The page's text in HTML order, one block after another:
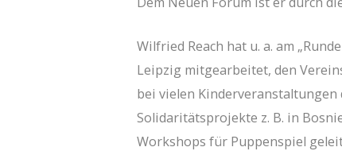
Wilfried Reach hat u. a. am
Leipzig mitgearbeitet, den
bei vielen
Solidaritätsprojekte z. B. in
Workshops für Puppenspiel